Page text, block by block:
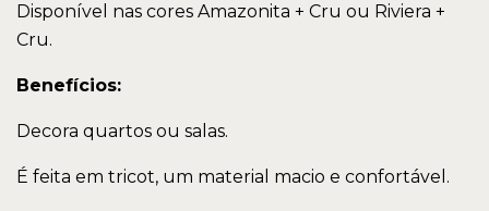
Disponível nas cores Amazonita + Cru ou Riviera +
Cru.
Benefícios:
Decora quartos ou salas.
É feita em tricot, um material macio e confortável.